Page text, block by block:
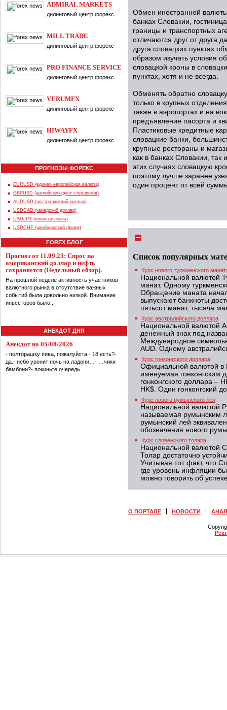
ADMIRAL MARKETS
дилинговый центр форекс
MILL TRADE
дилинговый центр форекс
PRO FINANCE SERVICE
дилинговый центр форекс
VERUMFX
дилинговый центр форекс
HIWAYFX
дилинговый центр форекс
ПРОГНОЗЫ ФОРЕКС
EURUSD (единая европейская валюта)
GBPUSD (английский фунт стерлингов)
AUDUSD (австралийский доллар)
USDCAD (канадский доллар)
USDJPY (японская йена)
USDCHF (швейцарский франк)
FOREX БЛОГ
Прогноз от 11.09.23: Спрос на
американский доллар и нефть
сохраняется (Недельный обзор).
На прошлой неделе активность участников
валютного рынка в отсутствие важных
событий была довольно низкой. Внимание
инвесторов было...
АНЕКДОТ ДНЯ
Анекдот на 05/08/2026
- полторашку пива, пожалуйста.- 18 есть?-
да.- небо уронит ночь на ладони…- …чики
бамбони?- покиньте очередь.
Обмен иностранной
банках Словакии,
границы и транспортных
отличаются друг от друга
друга словацких пунктах
образом изучать условия
словацкой кроны в
пунктах, хотя и не всегда.
Обменять обратно
только в крупных
также в аэропортах и на
предъявление пасорта и
Пластиковые кредитные
словацкие банки,
крупные рестораны и
как в банках Словакии,
этих случаях словацкую
поэтому лучше заранее
один процент от всей
Список популярных
Курс нового туркменского
Национальной валютой
манат. Одному
Обращение маната
выпускают банкноты
пятьсот манат, тысяча
Курс австралийского доллара
Национальной валютой
денежный знак под
Международное
AUD. Одному
Курс гонконгского доллара
Официальной валютой в
именуемая гонконгским
гонконгского доллара –
HK$. Один гонконгский
Курс нового румынского лея
Национальной валютой
называемая румынским
румынский лей
обозначения нового
Курс словенского толара
Национальной валютой
Толар достаточно
Учитывая тот факт, что
где уровень инфляции
можно говорить об
О ПОРТАЛЕ НОВОСТИ